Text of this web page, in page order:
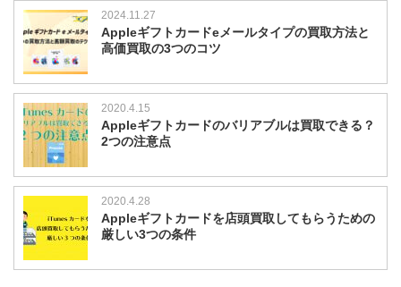
つ
の
項
目
で
比
較
は
2024.11.27
Appleギフトカードeメールタイプの買取方法と
高価買取の3つのコツ
2020.4.15
Appleギフトカードのバリアブルは買取できる？
2つの注意点
2020.4.28
Appleギフトカードを店頭買取してもらうための
厳しい3つの条件